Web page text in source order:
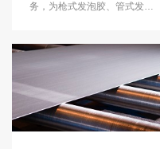
务，为枪式发泡胶、管式发泡
数、硬度、抗剪强度等指标检测